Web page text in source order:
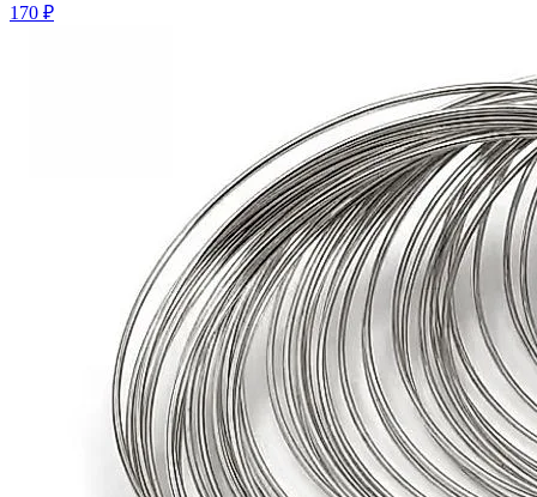
170 ₽